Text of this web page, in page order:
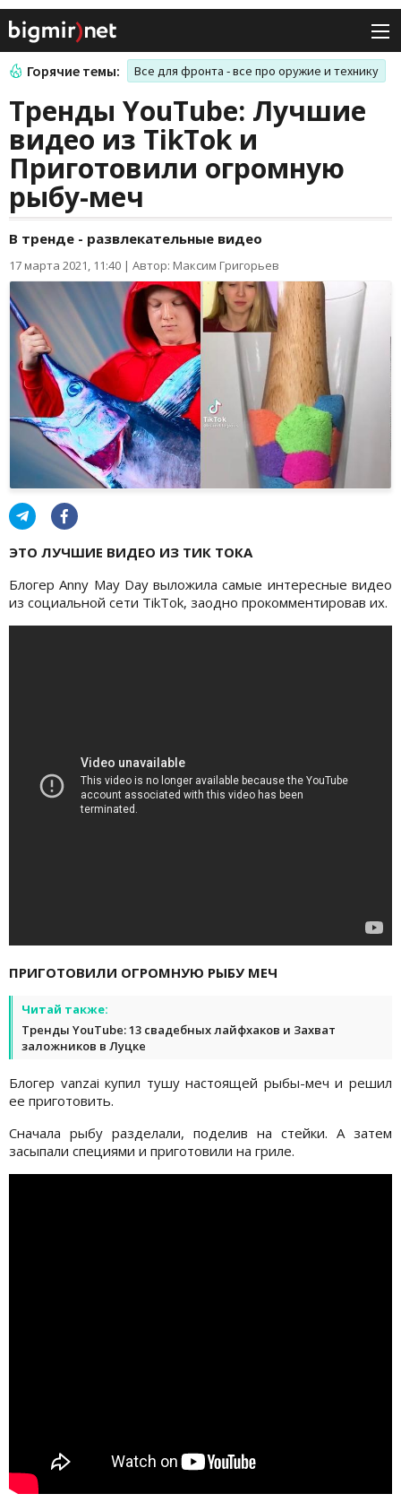
Горячие темы: Все для фронта - все про оружие и технику
Тренды YouTube: Лучшие
видео из TikTok и
Приготовили огромную
рыбу-меч
В тренде - развлекательные видео
17 марта 2021, 11:40 | Автор: Максим Григорьев
ЭТО ЛУЧШИЕ ВИДЕО ИЗ ТИК ТОКА
Блогер Anny May Day выложила самые интересные видео
из социальной сети TikTok, заодно прокомментировав их.
ПРИГОТОВИЛИ ОГРОМНУЮ РЫБУ МЕЧ
Читай также:
Тренды YouTube: 13 свадебных лайфхаков и Захват
заложников в Луцке
Блогер vanzai купил тушу настоящей рыбы-меч и решил
ее приготовить.
Сначала рыбу разделали, поделив на стейки. А затем
засыпали специями и приготовили на гриле.